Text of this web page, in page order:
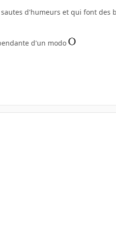
d'humeurs et qui font des
d'un modo